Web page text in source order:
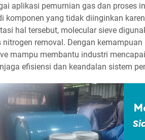
aplikasi pemurnian gas dan proses
komponen yang tidak diinginkan
hal tersebut, molecular sieve
nitrogen removal. Dengan
mampu membantu industri
efisiensi dan keandalan sistem